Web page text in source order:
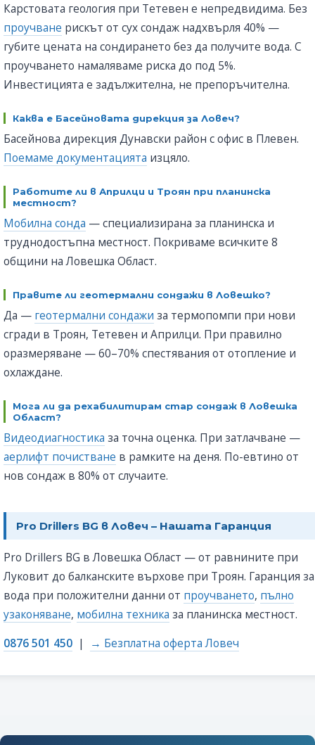
Карстовата геология при Тетевен е непредвидима. Без
проучване рискът от сух сондаж надхвърля 40% —
губите цената на сондирането без да получите вода. С
проучването намаляваме риска до под 5%.
Инвестицията е задължителна, не препоръчителна.
Каква е Басейновата дирекция за Ловеч?
Басейнова дирекция Дунавски район с офис в Плевен.
Поемаме документацията изцяло.
Работите ли в Априлци и Троян при планинска
местност?
Мобилна сонда — специализирана за планинска и
труднодостъпна местност. Покриваме всичките 8
общини на Ловешка Област.
Правите ли геотермални сондажи в Ловешко?
Да — геотермални сондажи за термопомпи при нови
сгради в Троян, Тетевен и Априлци. При правилно
оразмеряване — 60–70% спестявания от отопление и
охлаждане.
Мога ли да рехабилитирам стар сондаж в Ловешка
Област?
Видеодиагностика за точна оценка. При затлачване —
аерлифт почистване в рамките на деня. По-евтино от
нов сондаж в 80% от случаите.
Pro Drillers BG в Ловеч – Нашата Гаранция
Pro Drillers BG в Ловешка Област — от равнините при
Луковит до балканските върхове при Троян. Гаранция за
вода при положителни данни от проучването, пълно
узаконяване, мобилна техника за планинска местност.
0876 501 450 | → Безплатна оферта Ловеч